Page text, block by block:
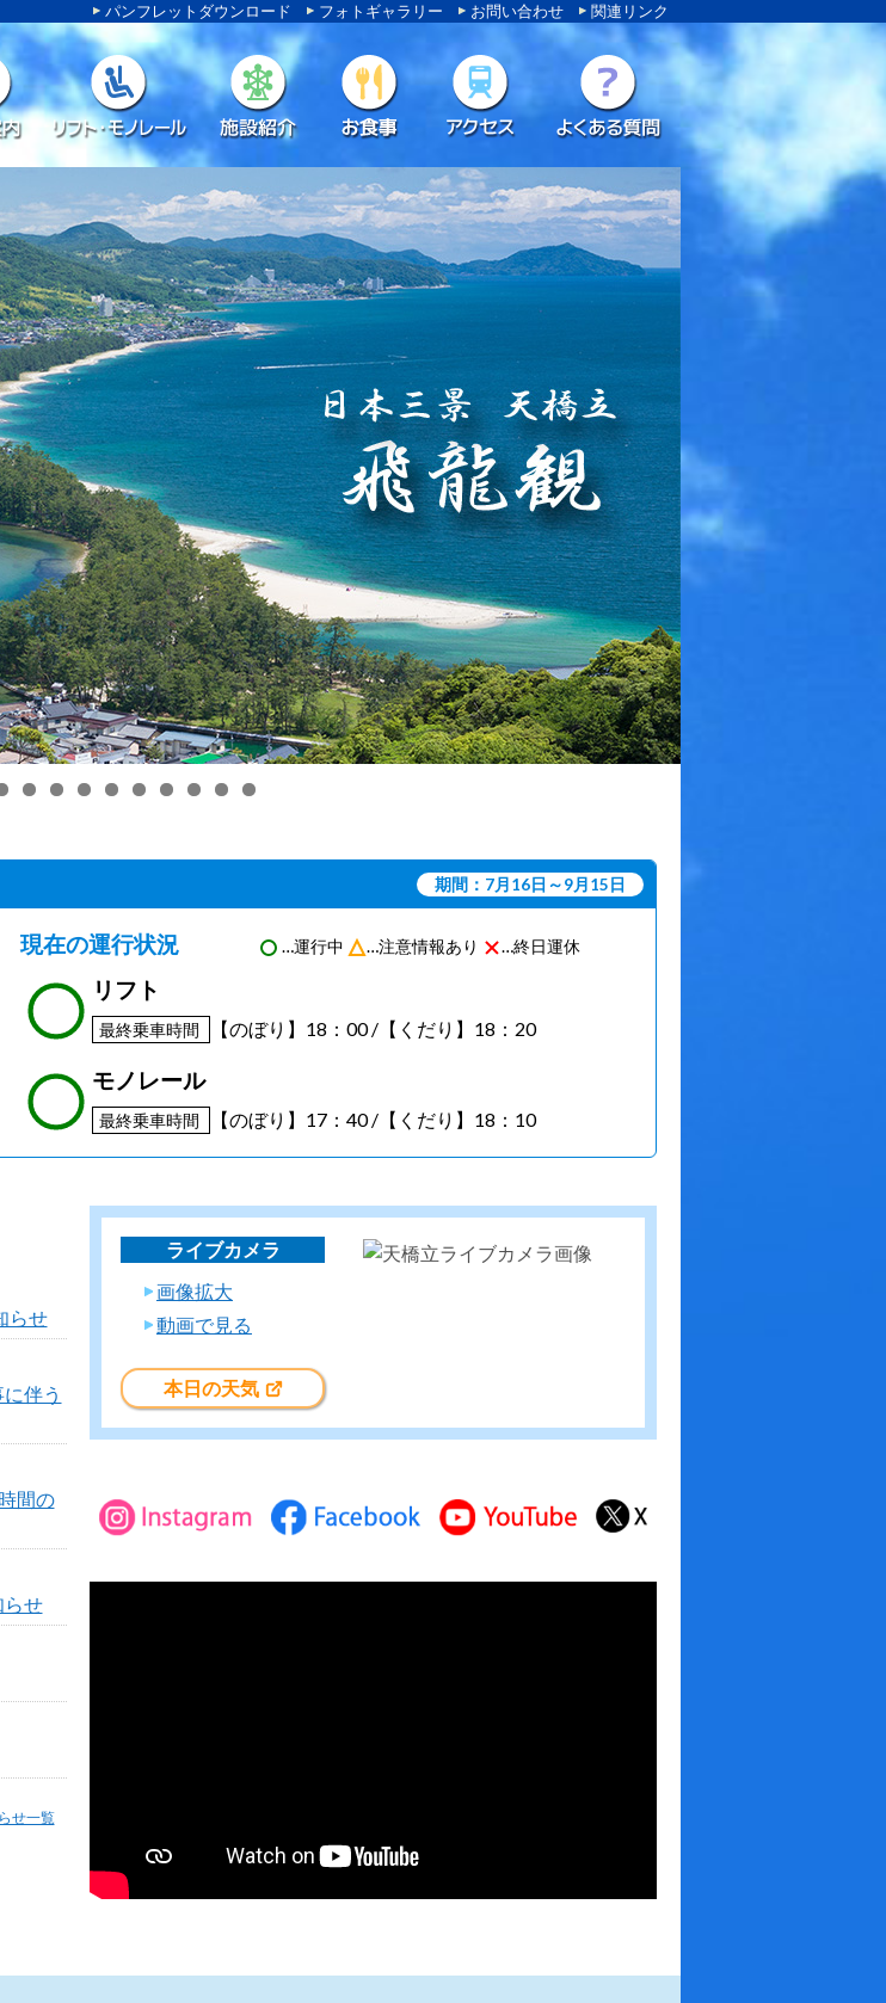
パンフレットダウンロード フォトギャラリー お問い合わせ 関連リンク
期間：7月16日～9月15日
現在の運行状況 …運行中 …注意情報あり …終日運休
リフト
最終乗車時間 【のぼり】18：00 /【くだり】18：20
モノレール
最終乗車時間 【のぼり】17：40 /【くだり】18：10
らせ
伴う
間の
らせ
せ一覧
ライブカメラ
画像拡大
動画で見る
本日の天気